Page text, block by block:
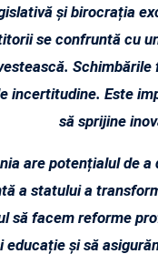
și birocrația
se confruntă cu
incertitudine. Este
să sprijine
are potențialul de
a statului a
să facem reforme
și să